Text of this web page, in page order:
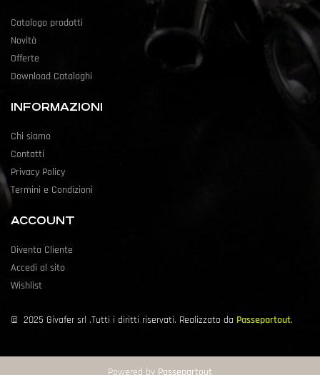
Catalogo prodotti
Novità
Offerte
Download Cataloghi
INFORMAZIONI
Chi siamo
Contatti
Privacy Policy
Termini e Condizioni
ACCOUNT
Diventa Cliente
Accedi al sito
Wishlist
© 2025 Givafer srl .Tutti i diritti riservati. Realizzato da Passepartout.
Powered by Passepartout